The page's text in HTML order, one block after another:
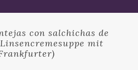
con salchichas de
mit